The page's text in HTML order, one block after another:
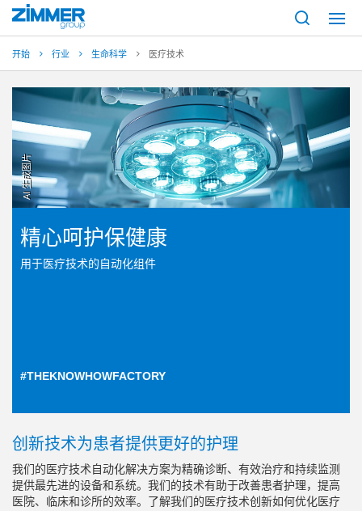
开始 行业 生命科学 医疗技术
AI 生成图片
精心呵护保健康
用于医疗技术的自动化组件
#THEKNOWHOWFACTORY
创新技术为患者提供更好的护理
我们的医疗技术自动化解决方案为精确诊断、有效治疗和持续监测
提供最先进的设备和系统。我们的技术有助于改善患者护理，提高
医院、临床和诊所的效率。了解我们的医疗技术创新如何优化医疗